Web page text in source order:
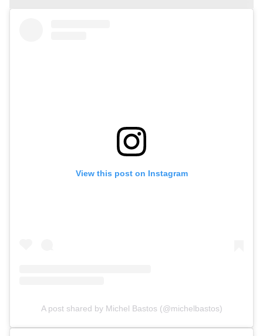
View this post on Instagram
A post shared by Michel Bastos (@michelbastos)